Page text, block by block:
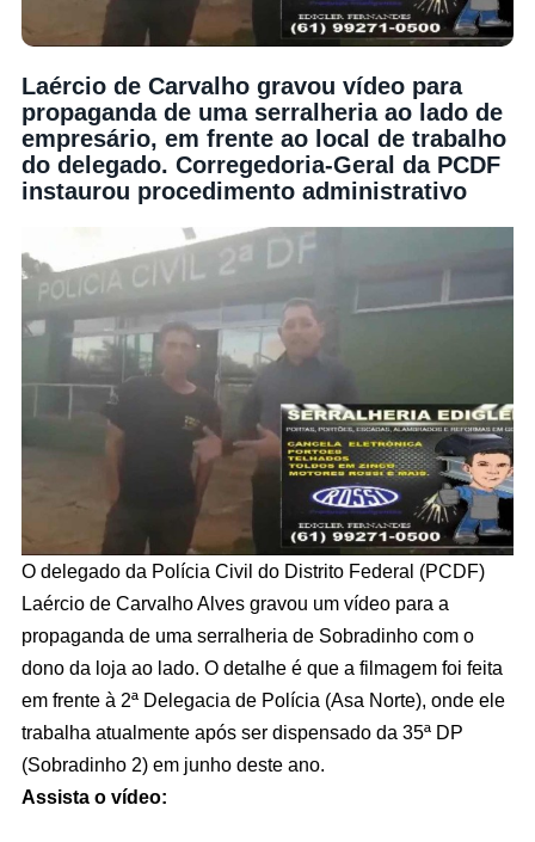
Laércio de Carvalho gravou vídeo para
propaganda de uma serralheria ao lado de
empresário, em frente ao local de trabalho
do delegado. Corregedoria-Geral da PCDF
instaurou procedimento administrativo
O delegado da Polícia Civil do Distrito Federal (PCDF)
Laércio de Carvalho Alves gravou um vídeo para a
propaganda de uma serralheria de Sobradinho com o
dono da loja ao lado. O detalhe é que a filmagem foi feita
em frente à 2ª Delegacia de Polícia (Asa Norte), onde ele
trabalha atualmente após ser dispensado da 35ª DP
(Sobradinho 2) em junho deste ano.
Assista o vídeo: